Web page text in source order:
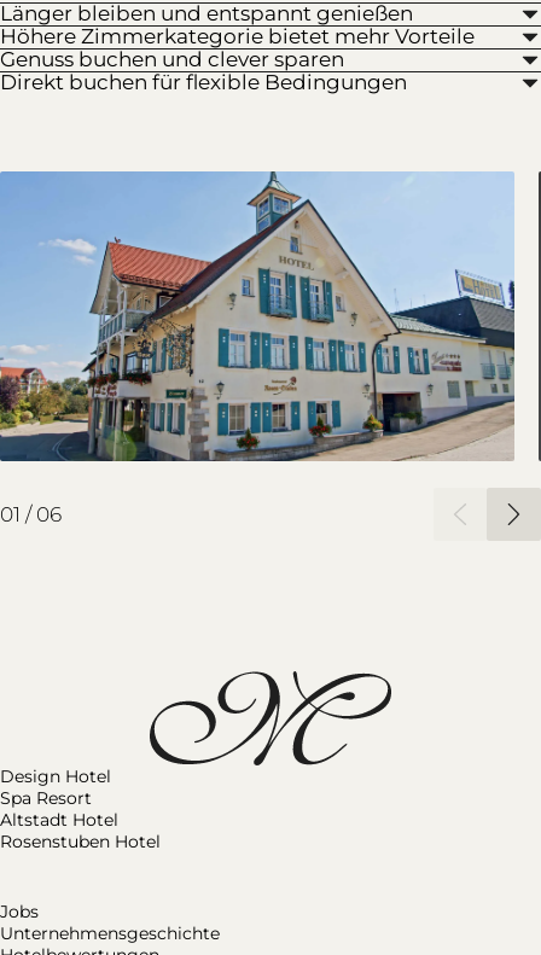
Länger bleiben und entspannt genießen
Höhere Zimmerkategorie bietet mehr Vorteile
Genuss buchen und clever sparen
Direkt buchen für flexible Bedingungen
02 /06
Design Hotel
Spa Resort
Altstadt Hotel
Rosenstuben Hotel
Jobs
Unternehmensgeschichte